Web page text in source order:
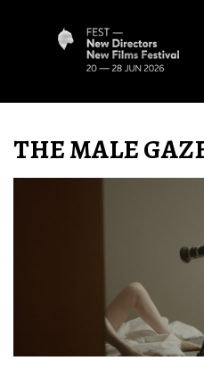
THE MALE